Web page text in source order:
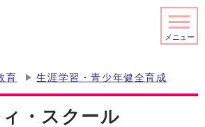
メニュー
育 生涯学習・青少年健全育成
・スクール